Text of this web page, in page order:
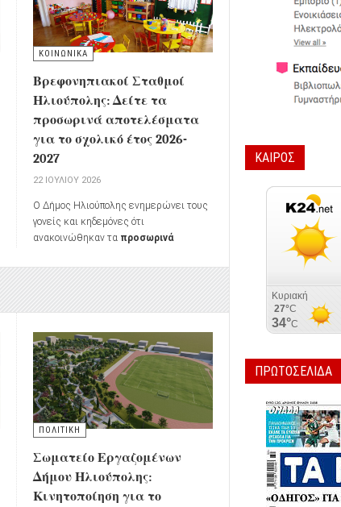
ΚΟΙΝΩΝΙΚΑ
Βρεφονηπιακοί Σταθμοί
Ηλιούπολης: Δείτε τα
προσωρινά αποτελέσματα
για το σχολικό έτος 2026-
2027
22 ΙΟΥΛΊΟΥ 2026
Ο Δήμος Ηλιούπολης ενημερώνει τους
γονείς και κηδεμόνες ότι
ανακοινώθηκαν τα προσωρινά
αιτήσεων εγγραφήςβρεφών και
ΠΟΛΙΤΙΚΗ
Σωματείο Εργαζομένων
Δήμου Ηλιούπολης:
Κινητοποίηση για το
ΚΑΙΡΟΣ
ΠΡΩΤΟΣΕΛΙΔΑ